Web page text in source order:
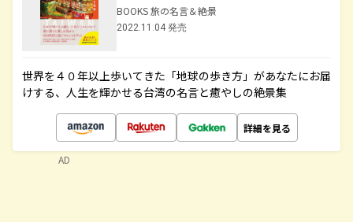
BOOKS 旅の名言＆絶景
2022.11.04 発売
世界を４０年以上歩いてきた「地球の歩き方」があなたにお届
けする、人生を輝かせる台湾の名言と癒やしの絶景集
詳細を見る
AD